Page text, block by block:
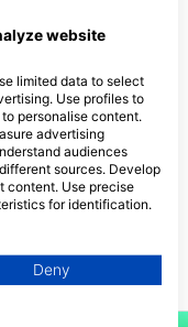
Diversland
website
limited data to select
Use profiles to
personalise content.
advertising
audiences
sources. Develop
content. Use precise
for identification.
and send to the USA.
to this website/app.
Deny